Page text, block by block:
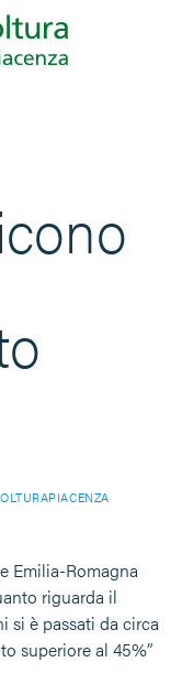
Emilia-Romagna
riguarda il
si è passati da circa
superiore al 45%”